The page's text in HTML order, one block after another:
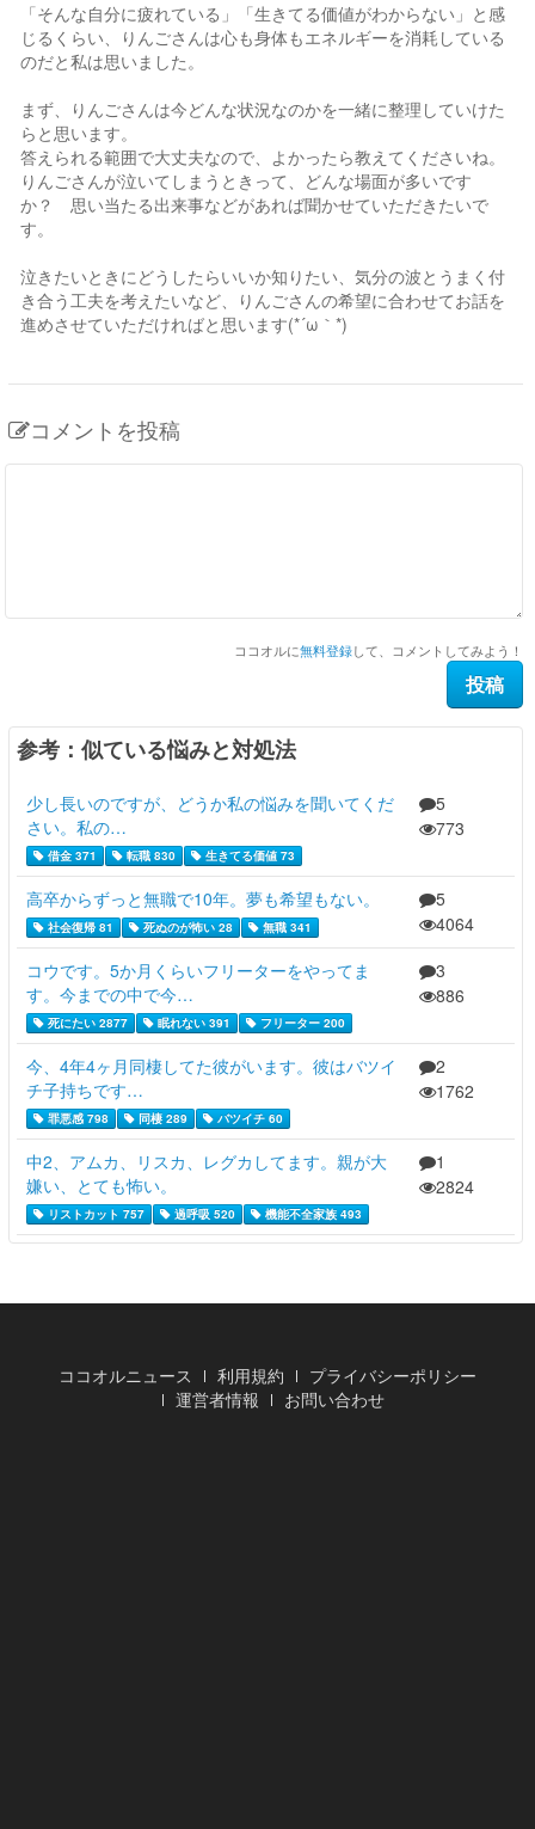
「そんな自分に疲れている」「生きてる価値がわからない」と感
じるくらい、りんごさんは心も身体もエネルギーを消耗している
のだと私は思いました。
まず、りんごさんは今どんな状況なのかを一緒に整理していけた
らと思います。
答えられる範囲で大丈夫なので、よかったら教えてくださいね。
りんごさんが泣いてしまうときって、どんな場面が多いです
か？ 思い当たる出来事などがあれば聞かせていただきたいで
す。
泣きたいときにどうしたらいいか知りたい、気分の波とうまく付
き合う工夫を考えたいなど、りんごさんの希望に合わせてお話を
進めさせていただければと思います(*´ω｀*)
コメントを投稿
ココオルに無料登録して、コメントしてみよう！
参考：似ている悩みと対処法
少し長いのですが、どうか私の悩みを聞いてくだ
さい。私の…
借金 371 転職 830 生きてる価値 73
5
773
高卒からずっと無職で10年。夢も希望もない。
社会復帰 81 死ぬのが怖い 28 無職 341
5
4064
コウです。5か月くらいフリーターをやってま
す。今までの中で今…
死にたい 2877 眠れない 391 フリーター 200
3
886
今、4年4ヶ月同棲してた彼がいます。彼はバツイ
チ子持ちです…
罪悪感 798 同棲 289 バツイチ 60
2
1762
中2、アムカ、リスカ、レグカしてます。親が大
嫌い、とても怖い。
リストカット 757 過呼吸 520 機能不全家族 493
1
2824
ココオルニュース 利用規約
プライバシーポリシー
運営者情報
お問い合わせ